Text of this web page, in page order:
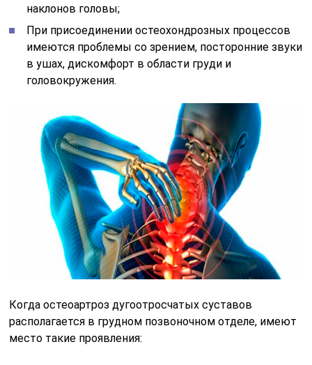
наклонов головы;
При присоединении остеохондрозных процессов
имеются проблемы со зрением, посторонние звуки
в ушах, дискомфорт в области груди и
головокружения.
Когда остеоартроз дугоотросчатых суставов
располагается в грудном позвоночном отделе, имеют
место такие проявления: